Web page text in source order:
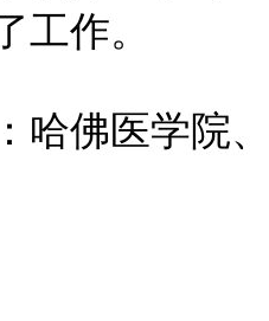
工作。
佛医学院、